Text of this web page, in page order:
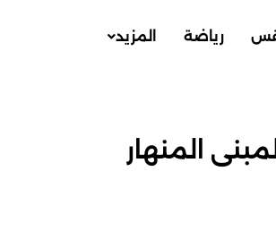
رياضة المزيد
المنهار